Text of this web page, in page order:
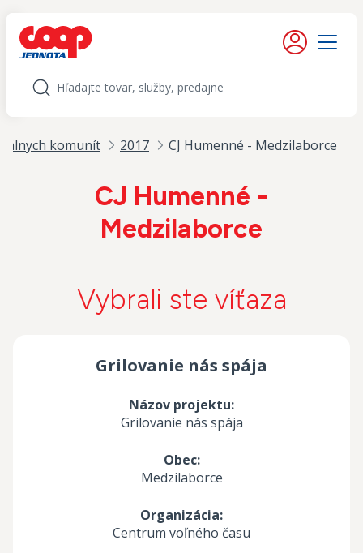
Moje konto
Menu
Hľadať
komunít 2017 CJ Humenné - Medzilaborce
CJ Humenné -
Medzilaborce
Vybrali ste víťaza
Grilovanie nás spája
Názov projektu:
Grilovanie nás spája
Obec:
Medzilaborce
Organizácia:
Centrum voľného času